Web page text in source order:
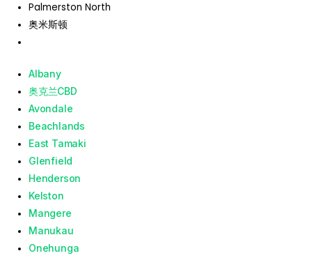
Palmerston North
奥米斯顿
Albany
奥克兰CBD
Avondale
Beachlands
East Tamaki
Glenfield
Henderson
Kelston
Mangere
Manukau
Onehunga